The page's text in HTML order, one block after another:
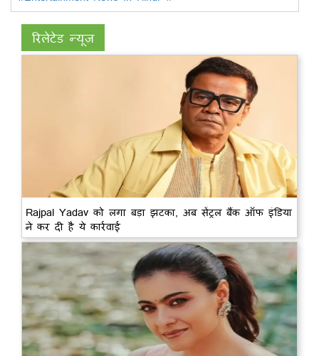
रिलेटेड न्यूज़
Rajpal Yadav को लगा बड़ा झटका, अब सेंट्रल बैंक ऑफ इंडिया
ने कर दी है ये कार्रवाई